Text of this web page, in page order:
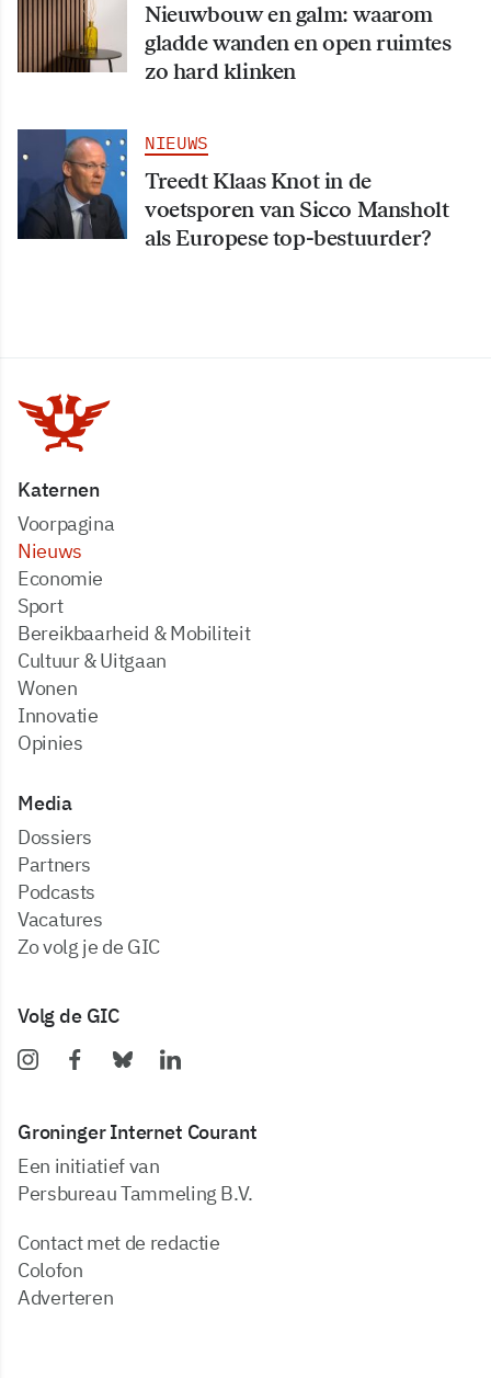
Nieuwbouw en galm: waarom
gladde wanden en open ruimtes
zo hard klinken
NIEUWS
Treedt Klaas Knot in de
voetsporen van Sicco Mansholt
als Europese top-bestuurder?
Katernen
Voorpagina
Nieuws
Economie
Sport
Bereikbaarheid & Mobiliteit
Cultuur & Uitgaan
Wonen
Innovatie
Opinies
Media
dossiers
partners
podcasts
vacatures
zo volg je de GIC
Volg de GIC
Groninger Internet Courant
Een initiatief van
Persbureau Tammeling B.V.
Contact met de redactie
Colofon
Adverteren